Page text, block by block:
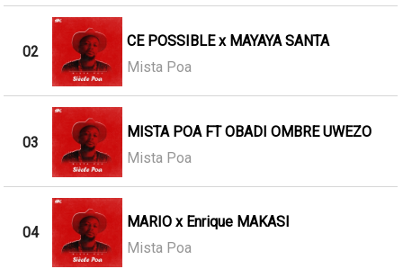
02
CE POSSIBLE x MAYAYA SANTA
Mista Poa
03
MISTA POA FT OBADI OMBRE UWEZO
Mista Poa
04
MARIO x Enrique MAKASI
Mista Poa